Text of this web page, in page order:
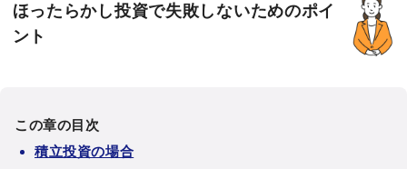
ほったらかし投資で失敗しないためのポイ
ント
この章の目次
積立投資の場合